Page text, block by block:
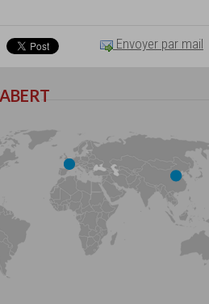
Envoyer par mail